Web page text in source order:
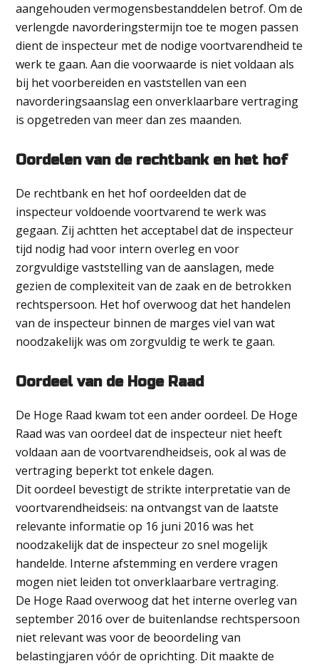
aangehouden vermogensbestanddelen betrof. Om de
verlengde navorderingstermijn toe te mogen passen
dient de inspecteur met de nodige voortvarendheid te
werk te gaan. Aan die voorwaarde is niet voldaan als
bij het voorbereiden en vaststellen van een
navorderingsaanslag een onverklaarbare vertraging
is opgetreden van meer dan zes maanden.
Oordelen van de rechtbank en het hof
De rechtbank en het hof oordeelden dat de
inspecteur voldoende voortvarend te werk was
gegaan. Zij achtten het acceptabel dat de inspecteur
tijd nodig had voor intern overleg en voor
zorgvuldige vaststelling van de aanslagen, mede
gezien de complexiteit van de zaak en de betrokken
rechtspersoon. Het hof overwoog dat het handelen
van de inspecteur binnen de marges viel van wat
noodzakelijk was om zorgvuldig te werk te gaan.
Oordeel van de Hoge Raad
De Hoge Raad kwam tot een ander oordeel. De Hoge
Raad was van oordeel dat de inspecteur niet heeft
voldaan aan de voortvarendheidseis, ook al was de
vertraging beperkt tot enkele dagen.
Dit oordeel bevestigt de strikte interpretatie van de
voortvarendheidseis: na ontvangst van de laatste
relevante informatie op 16 juni 2016 was het
noodzakelijk dat de inspecteur zo snel mogelijk
handelde. Interne afstemming en verdere vragen
mogen niet leiden tot onverklaarbare vertraging.
De Hoge Raad overwoog dat het interne overleg van
september 2016 over de buitenlandse rechtspersoon
niet relevant was voor de beoordeling van
belastingjaren vóór de oprichting. Dit maakte de